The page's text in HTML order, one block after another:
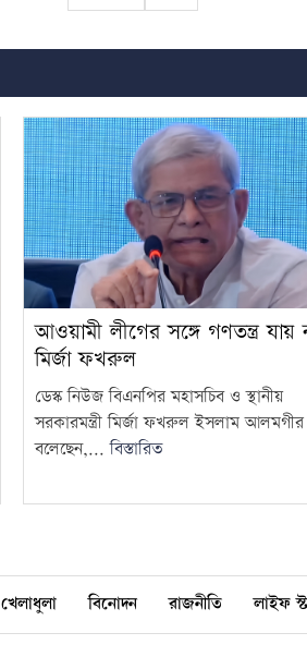
আওয়ামী লীগের সঙ্গে গণতন্ত্র যায়
মির্জা ফখরুল
ডেস্ক নিউজ বিএনপির মহাসচিব ও স্থানীয়
সরকারমন্ত্রী মির্জা ফখরুল ইসলাম আলমগীর
বলেছেন,...বিস্তারিত
খেলাধুলা বিনোদন রাজনীতি লাইফ